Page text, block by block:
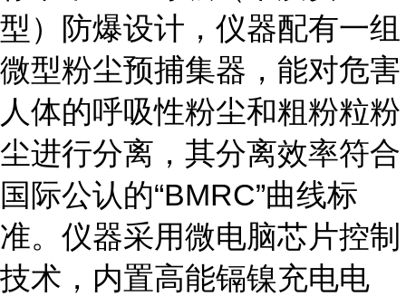
型）防爆设计，仪器配有一组
微型粉尘预捕集器，能对危害
人体的呼吸性粉尘和粗粉粒粉
尘进行分离，其分离效率符合
国际公认的“BMRC”曲线标
准。仪器采用微电脑芯片控制
技术，内置高能镉镍充电电